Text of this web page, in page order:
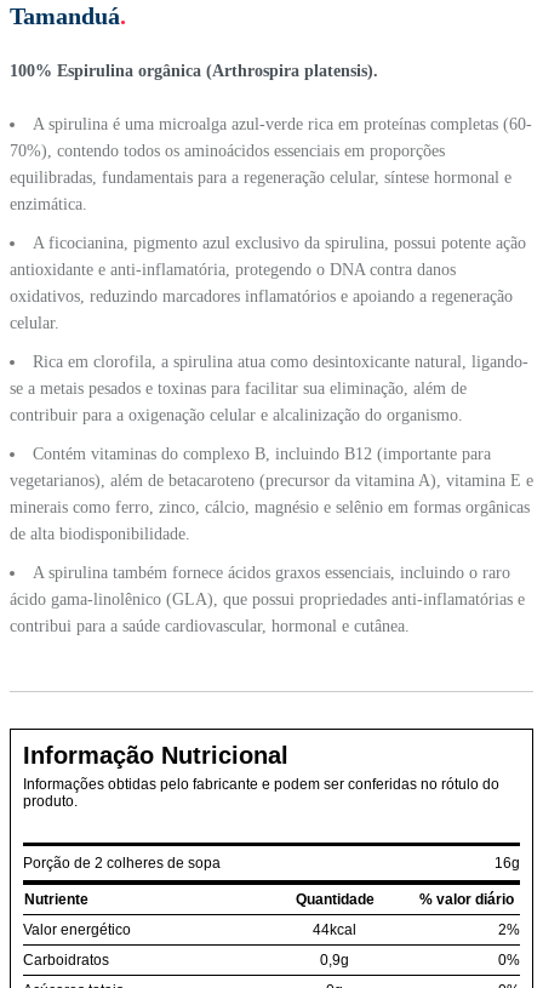
Tamanduá.
100% Espirulina orgânica (Arthrospira platensis).
A spirulina é uma microalga azul-verde rica em proteínas completas (60-
70%), contendo todos os aminoácidos essenciais em proporções
equilibradas, fundamentais para a regeneração celular, síntese hormonal e
enzimática.
A ficocianina, pigmento azul exclusivo da spirulina, possui potente ação
antioxidante e anti-inflamatória, protegendo o DNA contra danos
oxidativos, reduzindo marcadores inflamatórios e apoiando a regeneração
celular.
Rica em clorofila, a spirulina atua como desintoxicante natural, ligando-
se a metais pesados e toxinas para facilitar sua eliminação, além de
contribuir para a oxigenação celular e alcalinização do organismo.
Contém vitaminas do complexo B, incluindo B12 (importante para
vegetarianos), além de betacaroteno (precursor da vitamina A), vitamina E e
minerais como ferro, zinco, cálcio, magnésio e selênio em formas orgânicas
de alta biodisponibilidade.
A spirulina também fornece ácidos graxos essenciais, incluindo o raro
ácido gama-linolênico (GLA), que possui propriedades anti-inflamatórias e
contribui para a saúde cardiovascular, hormonal e cutânea.
Informação Nutricional
Informações obtidas pelo fabricante e podem ser conferidas no rótulo do
produto.
Porção de 2 colheres de sopa 16g
Nutriente Quantidade
% valor diário
Valor energético
44kcal
2%
Carboidratos
0,9g
0%